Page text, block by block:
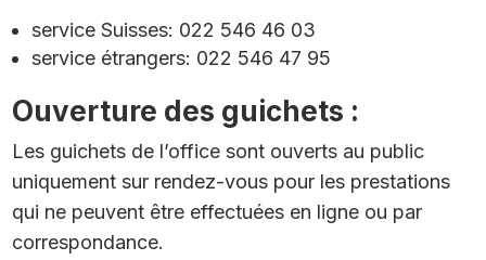
service Suisses: 022 546 46 03
service étrangers: 022 546 47 95
Ouverture des guichets :
Les guichets de l’office sont ouverts au public
uniquement sur rendez-vous pour les prestations
qui ne peuvent être effectuées en ligne ou par
correspondance.